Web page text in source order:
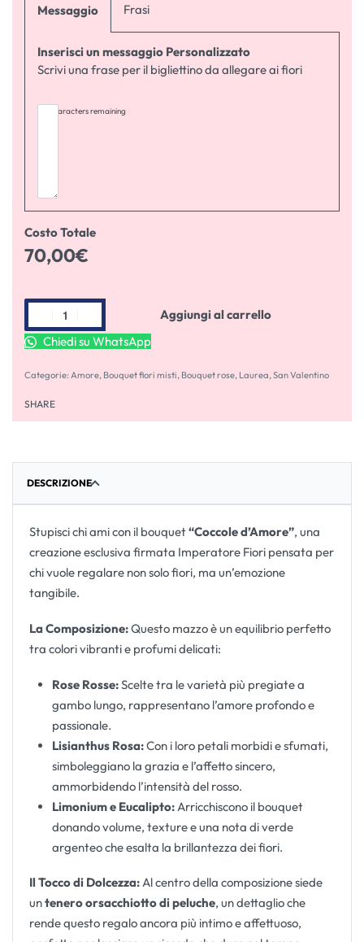
Messaggio Frasi
Inserisci un messaggio Personalizzato
Scrivi una frase per il bigliettino da allegare ai fiori
characters remaining
Costo Totale
70,00€
Aggiungi al carrello
Chiedi su WhatsApp
Categorie: Amore, Bouquet fiori misti, Bouquet rose, Laurea,San Valentino
SHARE
DESCRIZIONE
Stupisci chi ami con il bouquet“Coccole d’Amore”, una
creazione esclusiva firmata Imperatore Fiori pensata per
chi vuole regalare non solo fiori, ma un’emozione
tangibile.
La Composizione:Questo mazzo è un equilibrio perfetto
tra colori vibranti e profumi delicati:
Rose Rosse:Scelte tra le varietà più pregiate a
gambo lungo, rappresentano l’amore profondo e
passionale.
Lisianthus Rosa:Con i loro petali morbidi e sfumati,
simboleggiano la grazia e l’affetto sincero,
ammorbidendo l’intensità del rosso.
Limonium e Eucalipto: Arricchiscono il bouquet
donando volume, texture e una nota di verde
argenteo che esalta la brillantezza dei fiori.
Il Tocco di Dolcezza:Al centro della composizione siede
untenero orsacchiotto di peluche, un dettaglio che
rende questo regalo ancora più intimo e affettuoso,